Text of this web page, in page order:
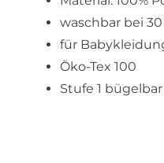
waschbar bei 30
für
Öko-Tex 100
Stufe 1 bügelbar